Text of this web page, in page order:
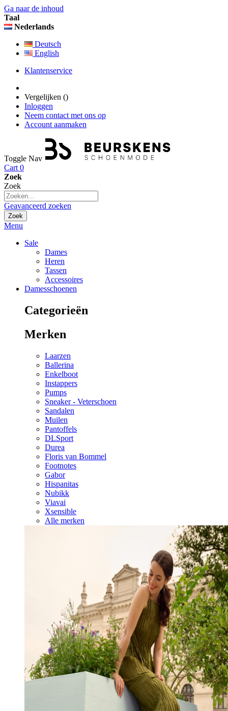
Ga naar de inhoud
Taal
Nederlands
Deutsch
English
Klantenservice
Vergelijken ()
Inloggen
Neem contact met ons op
Account aanmaken
Toggle Nav
Cart 0
Zoek
Zoek
Geavanceerd zoeken
Zoek
Menu
Sale
Dames
Heren
Tassen
Accessoires
Damesschoenen
Categorieën
Merken
Laarzen
Ballerina
Enkelboot
Instappers
Pumps
Sneaker - Veterschoen
Sandalen
Muilen
Pantoffels
DLSport
Durea
Floris van Bommel
Footnotes
Gabor
Hispanitas
Nubikk
Viavai
Xsensible
Alle merken